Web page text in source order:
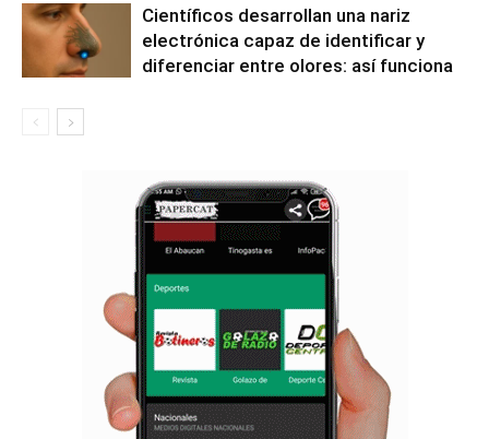
Científicos desarrollan una nariz
electrónica capaz de identificar y
diferenciar entre olores: así funciona